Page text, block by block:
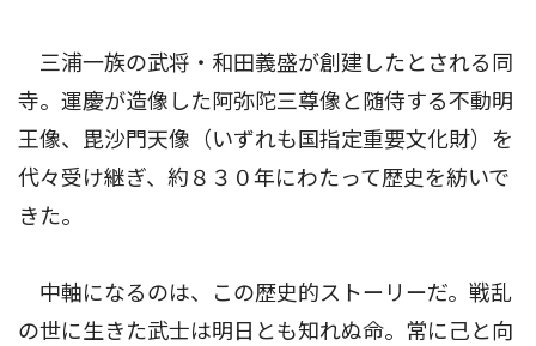
三浦一族の武将・和田義盛が創建したとされる同
寺。運慶が造像した阿弥陀三尊像と随侍する不動明
王像、毘沙門天像（いずれも国指定重要文化財）を
代々受け継ぎ、約８３０年にわたって歴史を紡いで
きた。
中軸になるのは、この歴史的ストーリーだ。戦乱
の世に生きた武士は明日とも知れぬ命。常に己と向